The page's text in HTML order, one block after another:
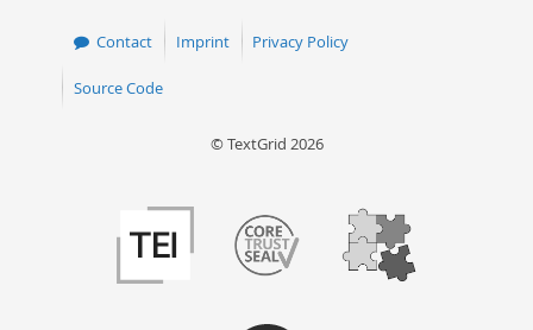
Contact Imprint Privacy Policy
Source Code
© TextGrid 2026